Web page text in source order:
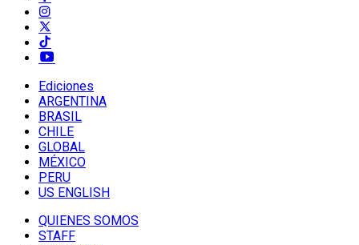
Ediciones
ARGENTINA
BRASIL
CHILE
GLOBAL
MÉXICO
PERU
US ENGLISH
QUIENES SOMOS
STAFF